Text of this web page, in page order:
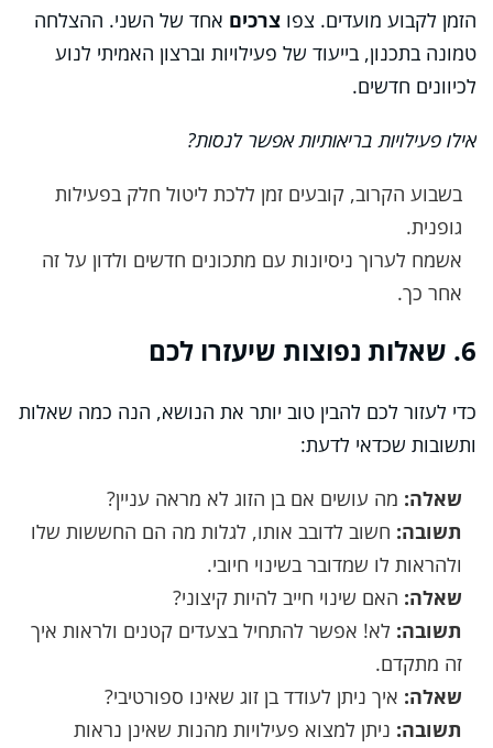
הזמן לקבוע מועדים. צפו צרכים אחד של השני. ההצלחה
טמונה בתכנון, בייעוד של פעילויות וברצון האמיתי לנוע
לכיוונים חדשים.
אילו פעילויות בריאותיות אפשר לנסות?
בשבוע הקרוב, קובעים זמן ללכת ליטול חלק בפעילות
גופנית.
אשמח לערוך ניסיונות עם מתכונים חדשים ולדון על זה
אחר כך.
6. שאלות נפוצות שיעזרו לכם
כדי לעזור לכם להבין טוב יותר את הנושא, הנה כמה שאלות
ותשובות שכדאי לדעת:
שאלה: מה עושים אם בן הזוג לא מראה עניין?
תשובה: חשוב לדובב אותו, לגלות מה הם החששות שלו
ולהראות לו שמדובר בשינוי חיובי.
שאלה: האם שינוי חייב להיות קיצוני?
תשובה: לא! אפשר להתחיל בצעדים קטנים ולראות איך
זה מתקדם.
שאלה: איך ניתן לעודד בן זוג שאינו ספורטיבי?
תשובה: ניתן למצוא פעילויות מהנות שאינן נראות